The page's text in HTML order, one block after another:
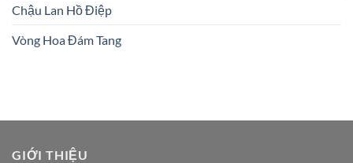
Chậu Lan Hồ Điệp
Vòng Hoa Đám Tang
GIỚI THIỆU